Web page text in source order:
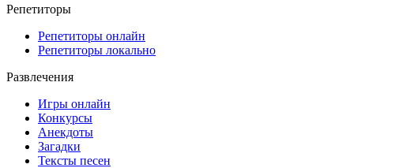
Репетиторы
Репетиторы онлайн
Репетиторы локально
Развлечения
Игры онлайн
Конкурсы
Анекдоты
Загадки
Тексты песен